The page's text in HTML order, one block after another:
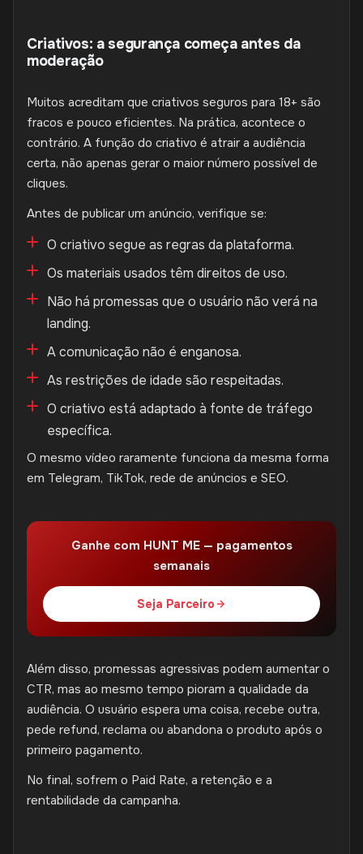
Criativos: a segurança começa antes da
moderação
Muitos acreditam que criativos seguros para 18+ são
fracos e pouco eficientes. Na prática, acontece o
contrário. A função do criativo é atrair a audiência
certa, não apenas gerar o maior número possível de
cliques.
Antes de publicar um anúncio, verifique se:
O criativo segue as regras da plataforma.
Os materiais usados têm direitos de uso.
Não há promessas que o usuário não verá na
landing.
A comunicação não é enganosa.
As restrições de idade são respeitadas.
O criativo está adaptado à fonte de tráfego
específica.
O mesmo vídeo raramente funciona da mesma forma
em Telegram, TikTok, rede de anúncios e SEO.
Ganhe com HUNT ME — pagamentos
semanais
Seja Parceiro
Além disso, promessas agressivas podem aumentar o
CTR, mas ao mesmo tempo pioram a qualidade da
audiência. O usuário espera uma coisa, recebe outra,
pede refund, reclama ou abandona o produto após o
primeiro pagamento.
No final, sofrem o Paid Rate, a retenção e a
rentabilidade da campanha.